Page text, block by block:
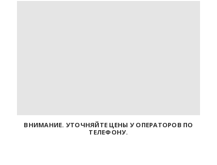
ВНИМАНИЕ. УТОЧНЯЙТЕ ЦЕНЫ У ОПЕРАТОРОВ ПО
ТЕЛЕФОНУ.